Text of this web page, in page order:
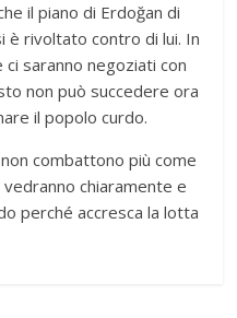
il piano di Erdoğan di
è rivoltato contro di lui. In
saranno negoziati con
non può succedere ora
il popolo curdo.
combattono più come
chiaramente e
perché accresca la lotta